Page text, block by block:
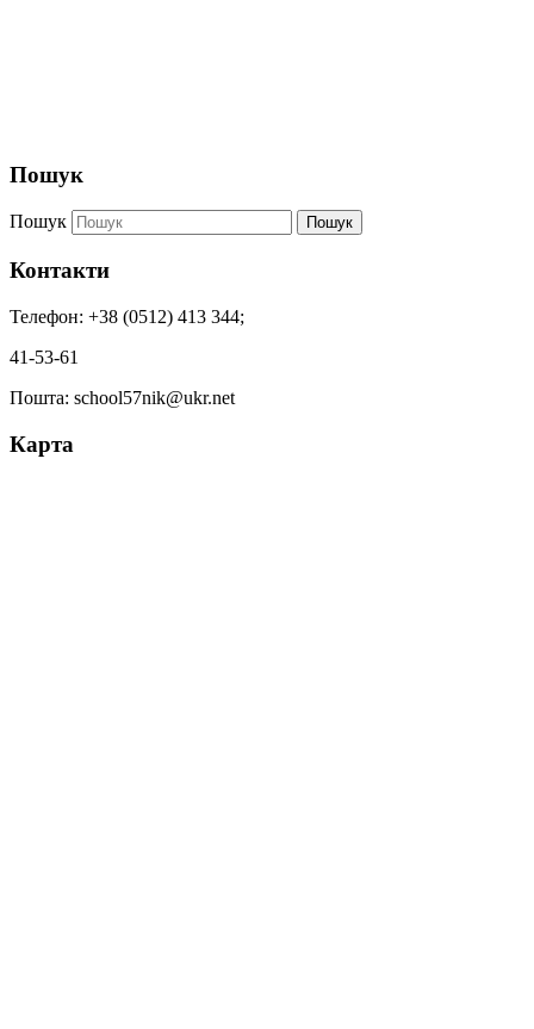
Пошук
Пошук Пошук
Контакти
Телефон: +38 (0512) 413 344;
41-53-61
Пошта: school57nik@ukr.net
Карта